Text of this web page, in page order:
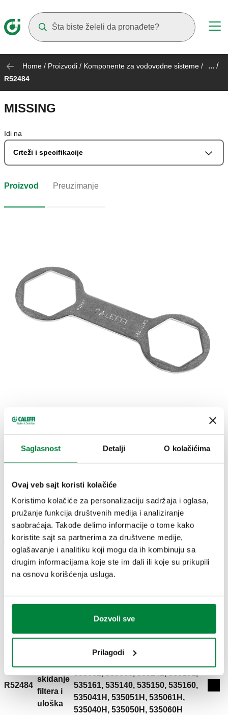
Saglasnost Detalji O kolačićima
Ovaj veb sajt koristi kolačiće
Koristimo kolačiće za personalizaciju sadržaja i oglasa,
pružanje funkcija društvenih medija i analiziranje
saobraćaja. Takođe delimo informacije o tome kako
koristite sajt sa partnerima za društvene medije,
oglašavanje i analitiku koji mogu da ih kombinuju sa
drugim informacijama koje ste im dali ili koje su prikupili
na osnovu korišćenja usluga.
Dozvoli sve
Prilagodi
Home / Proizvodi / Komponente za vodovodne sisteme / ... /
R52484
MISSING
Idi na
Crteži i specifikacije
Proizvod Preuzimanje
Deli
Pronađi prodavnicu
CRTEŽI I SPECIFIKACIJE
R52484
Ključ za
skidanje
filtera i
uloška
535161, 535140, 535150, 535160,
535041H, 535051H, 535061H,
535040H, 535050H, 535060H